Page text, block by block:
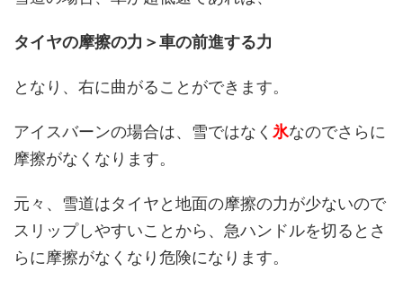
タイヤの摩擦の力＞車の前進する力
となり、右に曲がることができます。
アイスバーンの場合は、雪ではなく 氷なのでさらに
摩擦がなくなります。
元々、雪道はタイヤと地面の摩擦の力が少ないので
スリップしやすいことから、急ハンドルを切るとさ
らに摩擦がなくなり危険になります。